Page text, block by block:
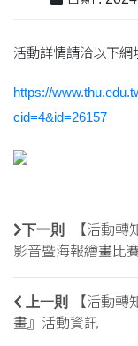
活動詳情請洽以下網
https://
cid=4&id=26157
下一則
【活動轉
影音暨海報繪畫比賽
上一則
【活動
畫』活動資訊